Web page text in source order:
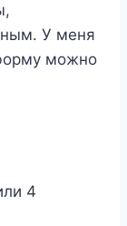
У меня
можно
4